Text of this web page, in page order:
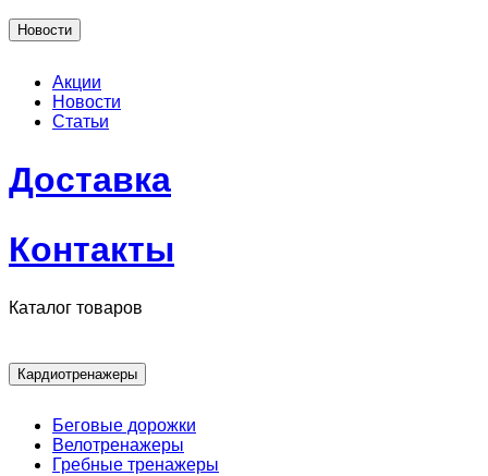
Новости
Акции
Новости
Статьи
Доставка
Контакты
Каталог товаров
Кардиотренажеры
Беговые дорожки
Велотренажеры
Гребные тренажеры